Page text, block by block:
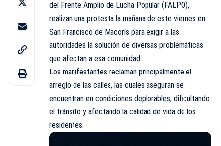
del Frente Amplio de Lucha Popular (FALPO),
realizan una protesta la mañana de este viernes en
San Francisco de Macorís para exigir a las
autoridades la solución de diversas problemáticas
que afectan a esa comunidad.
Los manifestantes reclaman principalmente el
arreglo de las calles, las cuales aseguran se
encuentran en condiciones deplorables, dificultando
el tránsito y afectando la calidad de vida de los
residentes.